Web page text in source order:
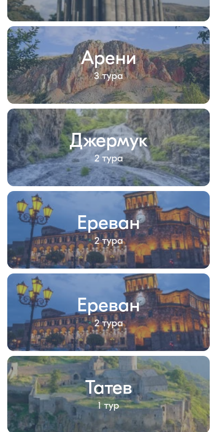
Арени
3 тура
Джермук
2 тура
Ереван
2 тура
Ереван
2 тура
Татев
1 тур